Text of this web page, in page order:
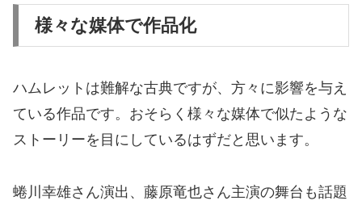
様々な媒体で作品化
ハムレットは難解な古典ですが、方々に影響を与え
ている作品です。おそらく様々な媒体で似たような
ストーリーを目にしているはずだと思います。
蜷川幸雄さん演出、藤原竜也さん主演の舞台も話題